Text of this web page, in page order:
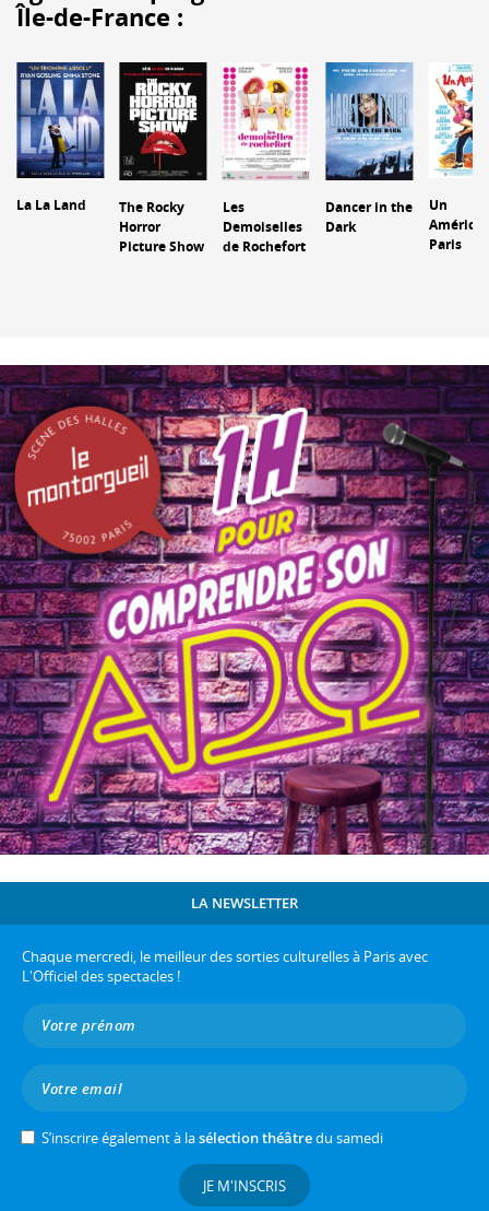
Île-de-France :
La La Land
The Rocky
Horror
Picture Show
Les
Demoiselles
de Rochefort
Dancer in the
Dark
Un
Paris
LA NEWSLETTER
Chaque mercredi, le meilleur des sorties culturelles à Paris avec
L'Officiel des spectacles !
S’inscrire également à lasélection théâtredu samedi
JE M'INSCRIS